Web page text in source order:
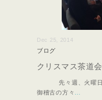
Dec 25, 2014
ブログ
クリスマス茶道
先々週、火曜日に
御稽古の方々 ...